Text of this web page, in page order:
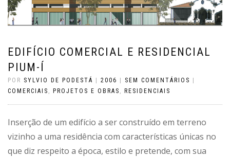
EDIFÍCIO COMERCIAL E RESIDENCIAL
PIUM-Í
POR SYLVIO DE PODESTÁ 2006 SEM COMENTÁRIOS
COMERCIAIS , PROJETOS E OBRAS , RESIDENCIAIS
Inserção de um edifício a ser construído em terreno
vizinho a uma residência com características únicas no
que diz respeito a época, estilo e pretende, com sua